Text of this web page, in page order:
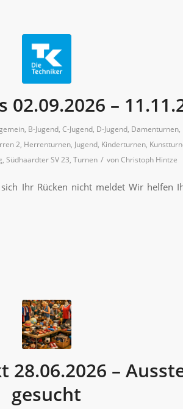
02.09.2026 –
, B-Jugend, C-Jugend, D-Jugend, Damenturnen,
2, Herrenturnen, Jugend, Kinderturnen,
, Südhaardter SV 23, Turnen / vonChristoph Hintze
Ihr Rücken nicht meldet Wir helfen
28.06.2026 –
gesucht